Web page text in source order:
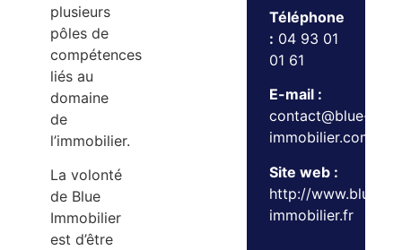
plusieurs
pôles de
compétences
liés au
domaine
de
l’immobilier.
La volonté
de Blue
Immobilier
est d’être
Téléphone
: 04 93 01
01 61
E-mail :
contact@blue-
immobilier.com
Site web :
http://www.blue-
immobilier.fr